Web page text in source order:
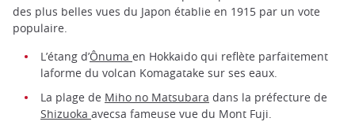
des plus belles vues du Japon établie en 1915 par un vote
populaire.
L’étang d’Ônuma en Hokkaido qui reflète parfaitement
laforme du volcan Komagatake sur ses eaux.
La plage de Miho no Matsubara dans la préfecture de
Shizuoka avecsa fameuse vue du Mont Fuji.